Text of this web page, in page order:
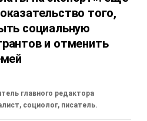
того,
социальную
и отменить
главного редактора
социолог, писатель.